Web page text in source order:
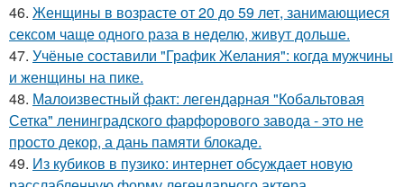
46. Женщины в возрасте от 20 до 59 лет, занимающиеся
сексом чаще одного раза в неделю, живут дольше.
47. Учёные составили "График Желания": когда мужчины
и женщины на пике.
48. Малоизвестный факт: легендарная "Кобальтовая
Сетка" ленинградского фарфорового завода - это не
просто декор, а дань памяти блокаде.
49. Из кубиков в пузико: интернет обсуждает новую